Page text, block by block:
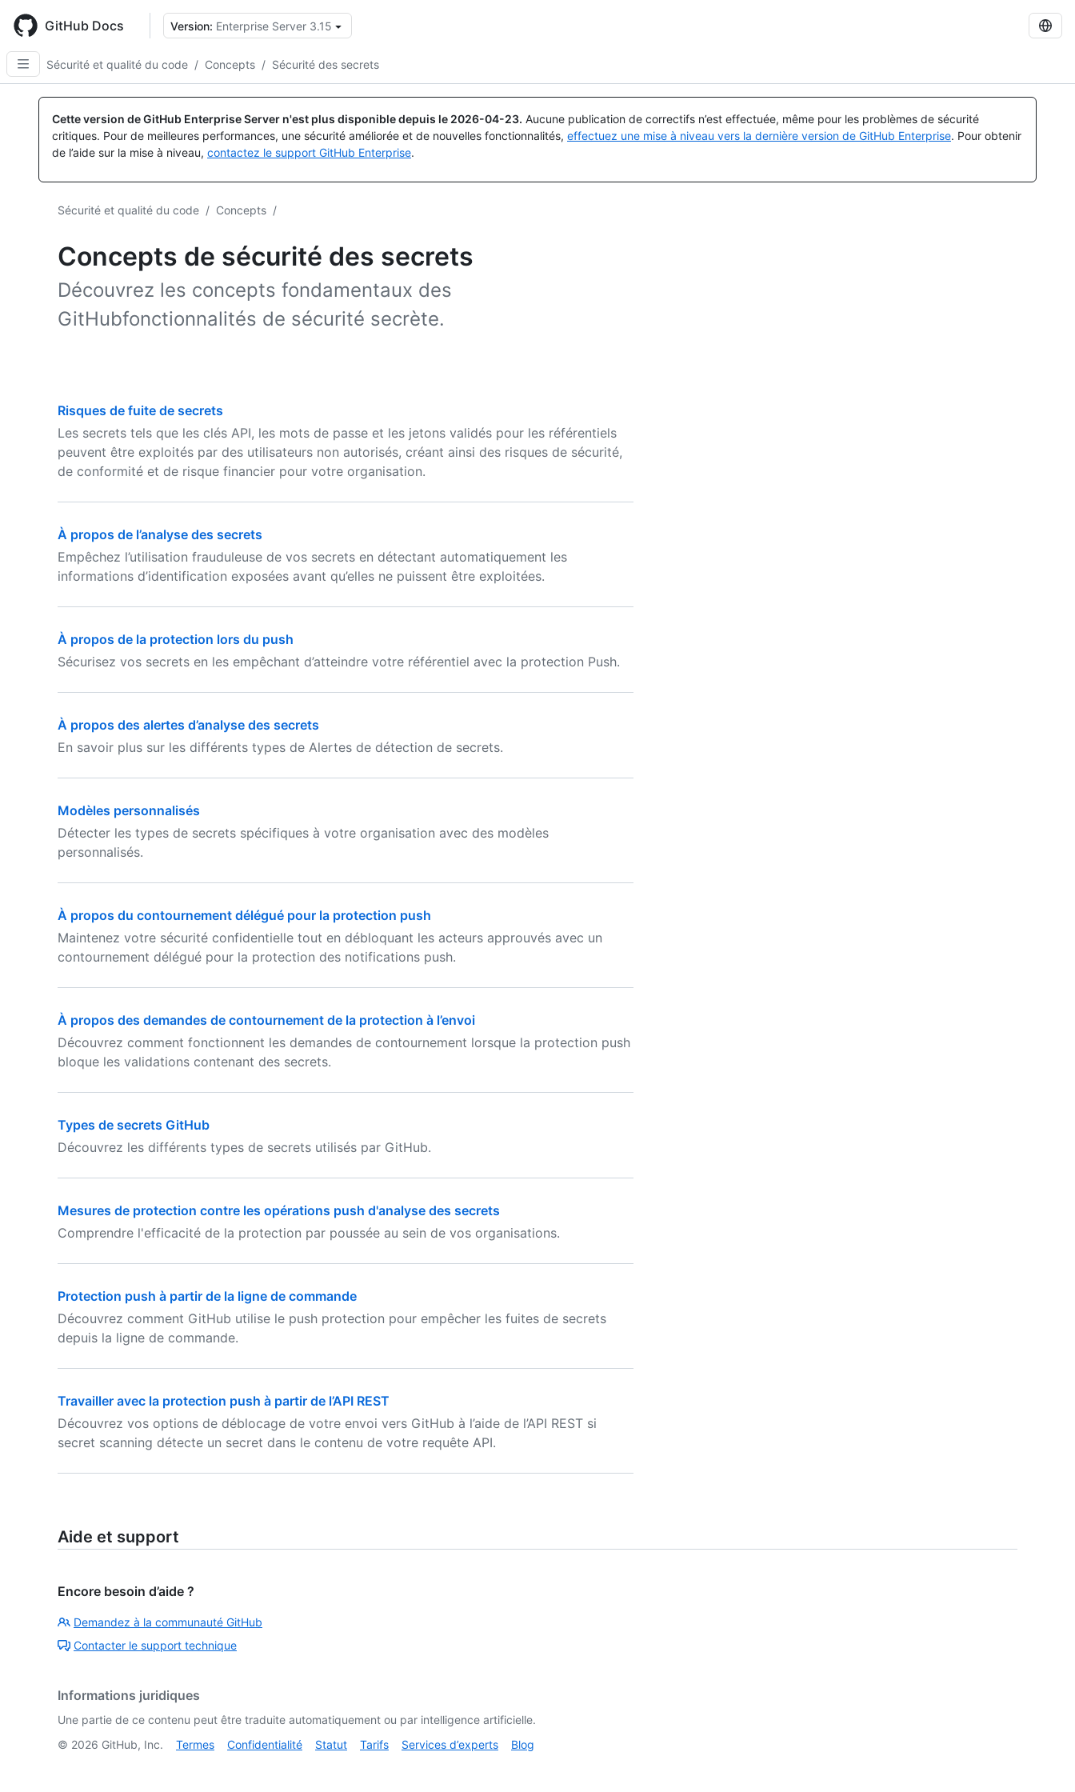
main
content
GitHub Docs Version: Enterprise Server 3.15
Sécurité et qualité du code / Concepts / Sécurité des secrets
Cette version de GitHub Enterprise Server n'est plus disponible depuis le 2026-04-23. Aucune publication de correctifs n’est effectuée, même pour les problèmes de sécurité
critiques. Pour de meilleures performances, une sécurité améliorée et de nouvelles fonctionnalités, effectuez une mise à niveau vers la dernière version de GitHub Enterprise. Pour obtenir
de l’aide sur la mise à niveau, contactez le support GitHub Enterprise.
Sécurité et qualité du code / Concepts /
Concepts de sécurité des secrets
Découvrez les concepts fondamentaux des
GitHubfonctionnalités de sécurité secrète.
Risques de fuite de secrets
Les secrets tels que les clés API, les mots de passe et les jetons validés pour les référentiels
peuvent être exploités par des utilisateurs non autorisés, créant ainsi des risques de sécurité,
de conformité et de risque financier pour votre organisation.
À propos de l’analyse des secrets
Empêchez l’utilisation frauduleuse de vos secrets en détectant automatiquement les
informations d’identification exposées avant qu’elles ne puissent être exploitées.
À propos de la protection lors du push
Sécurisez vos secrets en les empêchant d’atteindre votre référentiel avec la protection Push.
À propos des alertes d’analyse des secrets
En savoir plus sur les différents types de Alertes de détection de secrets.
Modèles personnalisés
Détecter les types de secrets spécifiques à votre organisation avec des modèles
personnalisés.
À propos du contournement délégué pour la protection push
Maintenez votre sécurité confidentielle tout en débloquant les acteurs approuvés avec un
contournement délégué pour la protection des notifications push.
À propos des demandes de contournement de la protection à l’envoi
Découvrez comment fonctionnent les demandes de contournement lorsque la protection push
bloque les validations contenant des secrets.
Types de secrets GitHub
Découvrez les différents types de secrets utilisés par GitHub.
Mesures de protection contre les opérations push d'analyse des secrets
Comprendre l'efficacité de la protection par poussée au sein de vos organisations.
Protection push à partir de la ligne de commande
Découvrez comment GitHub utilise le push protection pour empêcher les fuites de secrets
depuis la ligne de commande.
Travailler avec la protection push à partir de l’API REST
Découvrez vos options de déblocage de votre envoi vers GitHub à l’aide de l’API REST si
secret scanning détecte un secret dans le contenu de votre requête API.
Aide et support
Encore besoin d’aide ?
Demandez à la communauté GitHub
Contacter le support technique
Informations juridiques
Une partie de ce contenu peut être traduite automatiquement ou par intelligence artificielle.
© 2026 GitHub, Inc. Termes Confidentialité Statut Tarifs Services d’experts Blog